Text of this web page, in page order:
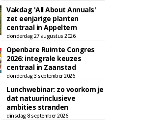
Vakdag 'All About Annuals'
zet eenjarige planten
centraal in Appeltern
donderdag 27 augustus 2026
Openbare Ruimte Congres
2026: integrale keuzes
centraal in Zaanstad
donderdag 3 september 2026
Lunchwebinar: zo voorkom je
dat natuurinclusieve
ambities stranden
dinsdag 8 september 2026